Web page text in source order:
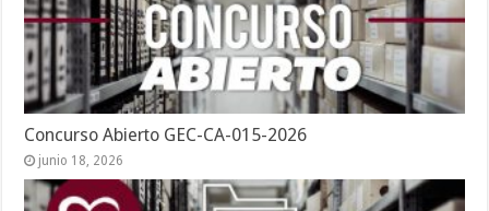
Concurso Abierto GEC-CA-015-2026
junio 18, 2026